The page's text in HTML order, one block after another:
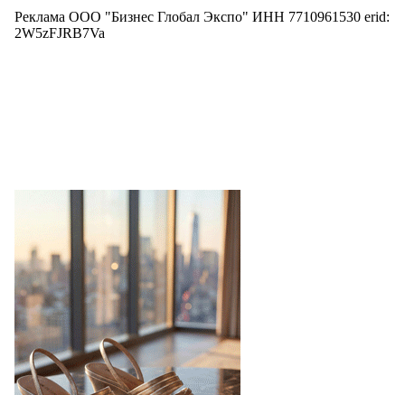
Реклама ООО "Бизнес Глобал Экспо" ИНН 7710961530 erid:
2W5zFJRB7Va